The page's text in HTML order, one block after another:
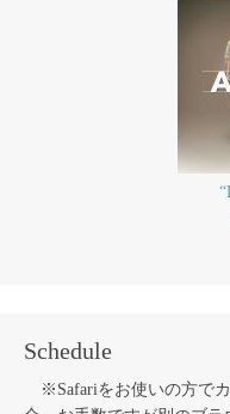
Schedule
※Safariをお使いの方で